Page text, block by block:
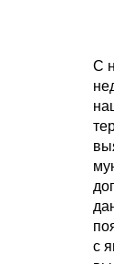
С
с